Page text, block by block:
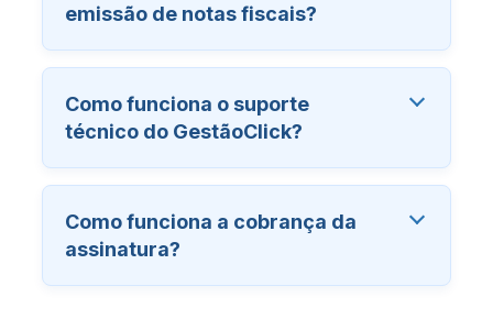
emissão de notas fiscais?
Como funciona o suporte
técnico do GestãoClick?
Como funciona a cobrança da
assinatura?